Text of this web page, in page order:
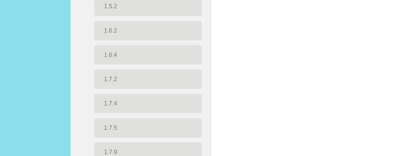
1.5.2
1.6.2
1.6.4
1.7.2
1.7.4
1.7.5
1.7.9